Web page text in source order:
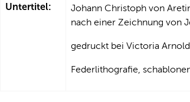
Untertitel:
Johann Christoph von
nach einer Zeichnung von
gedruckt bei Victoria
Federlithografie,